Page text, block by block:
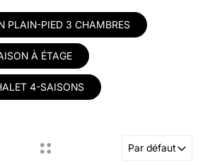
PLAIN-PIED 3 CHAMBRES
À ÉTAGE
4-SAISONS
Par défaut